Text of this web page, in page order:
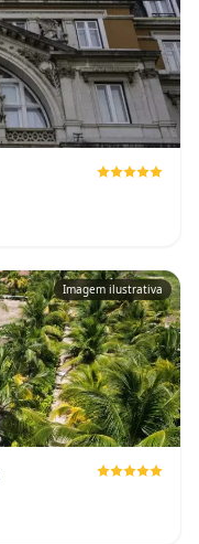
Imagem ilustrativa